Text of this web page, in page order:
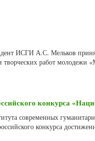
ИСГИ А.С. Мельков
творческих работ молодежи
конкурса
современных
конкурса